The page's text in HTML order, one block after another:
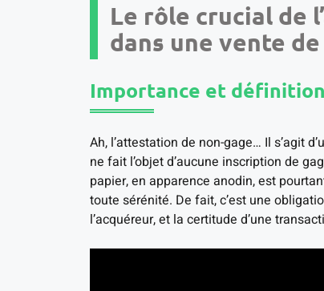
Le rôle crucial de
dans une vente
Importance et définition
Ah, l’attestation de non-gage… Il s’agit
ne fait l’objet d’aucune inscription de
papier, en apparence anodin, est
toute sérénité. De fait, c’est une
l’acquéreur, et la certitude d’une